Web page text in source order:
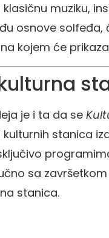
muziku,
osnove solfeđa,
kojem će
je i ta da se
kulturnih stanica
sa
stanica.